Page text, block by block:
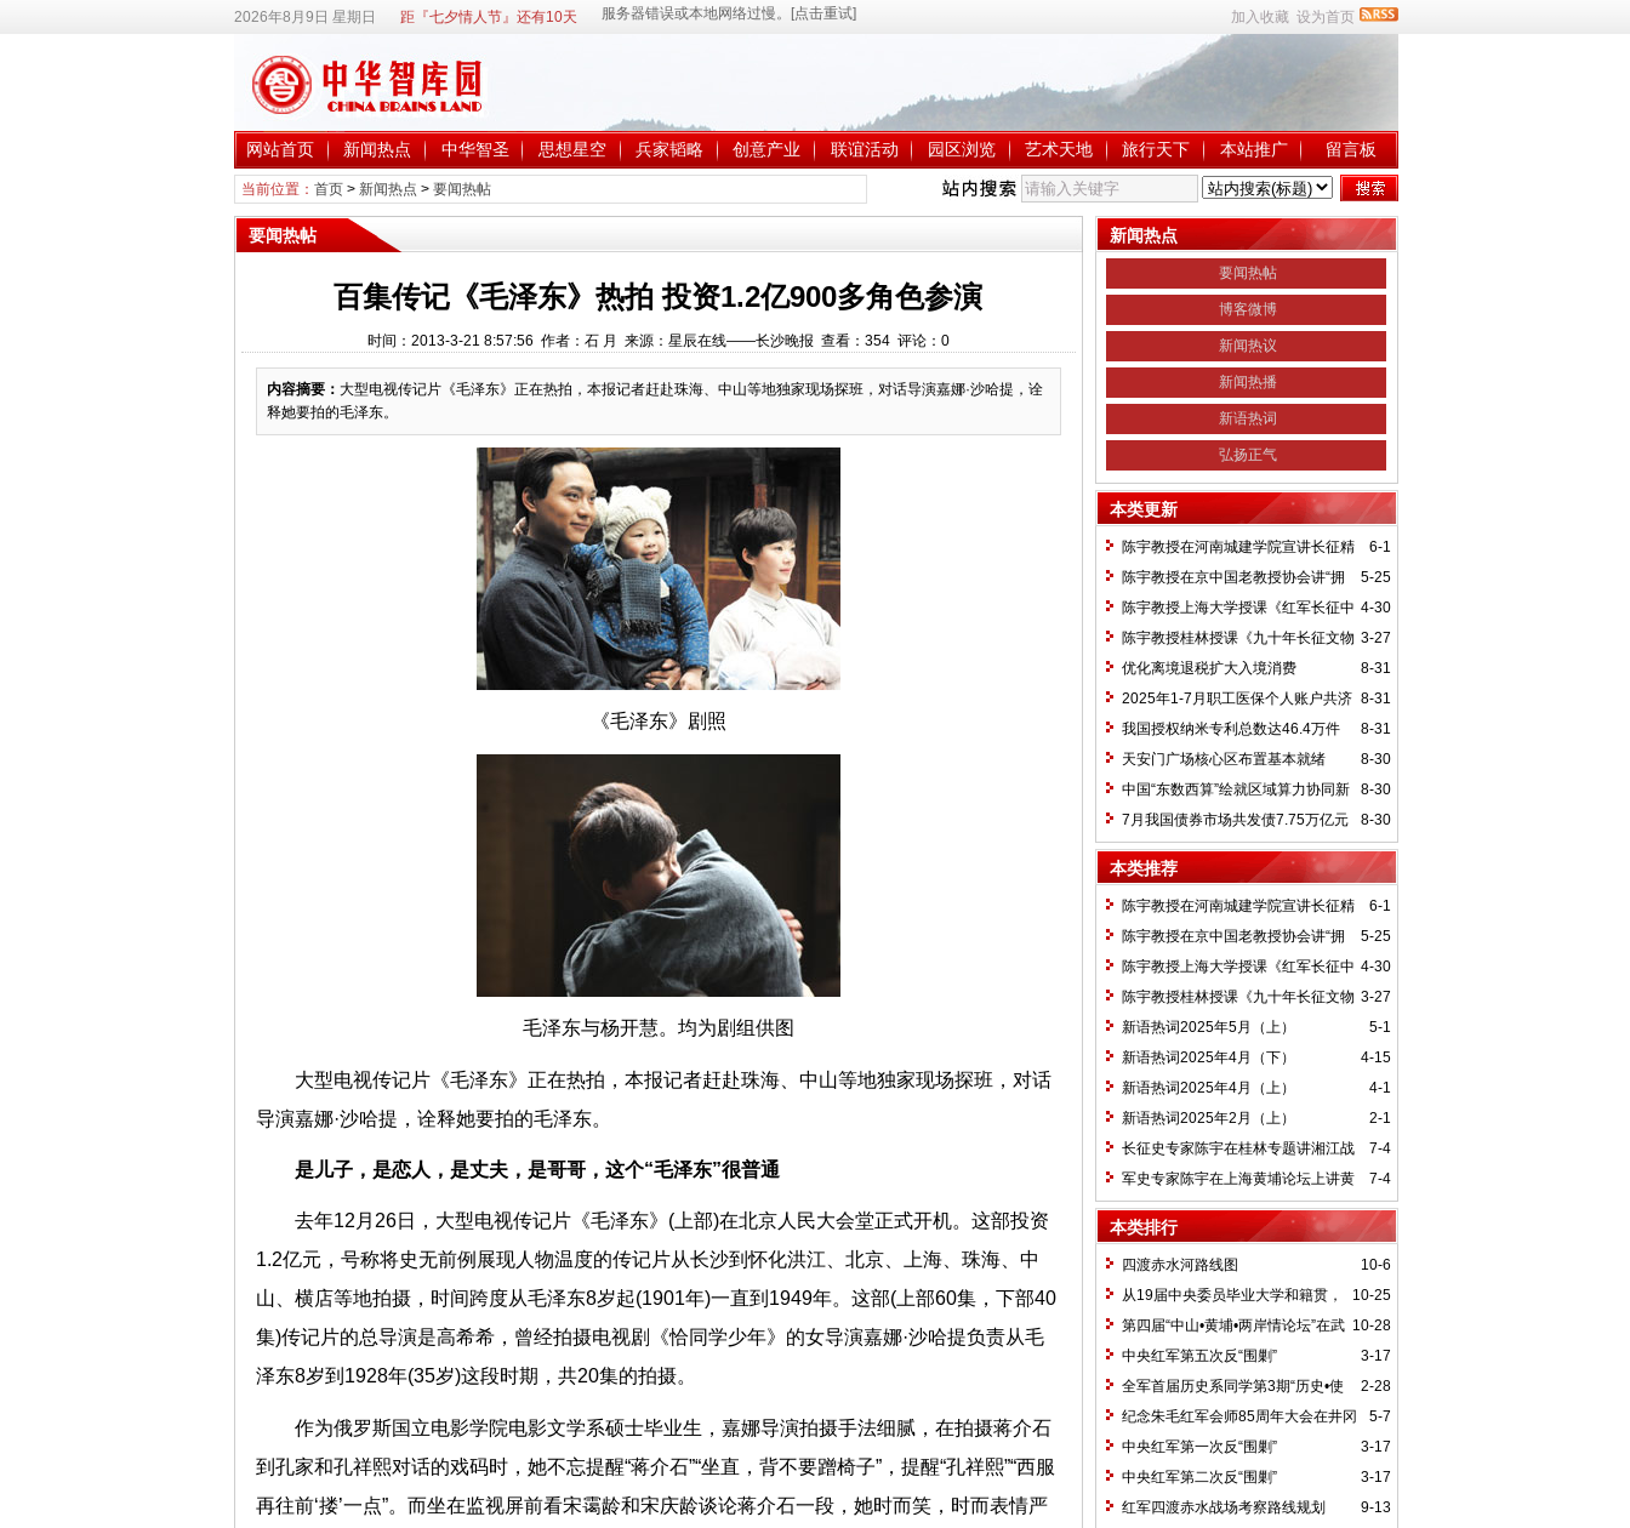
2026年8月9日 星期日 距『七夕情人节』还有10天 加入收藏 设为首页
网站首页 新闻热点 中华智圣 思想星空 兵家韬略 创意产业 联谊活动 园区浏览 艺术天地 旅行天下 本站推广 留言板
当前位置： 首页> 新闻热点 > 要闻热帖
要闻热帖
百集传记《毛泽东》热拍 投资1.2亿900多角色参演
时间：2013-3-21 8:57:56 作者：石 月 来源：星辰在线——长沙晚报 查看： 354评论： 0
内容摘要： 大型电视传记片《毛泽东》正在热拍，本报记者赶赴珠海、中山等地独家现场探班，对话导演嘉娜·沙哈提，诠
释她要拍的毛泽东。
《毛泽东》剧照
毛泽东与杨开慧。均为剧组供图
大型电视传记片《毛泽东》正在热拍，本报记者赶赴珠海、中山等地独家现场探班，对话
导演嘉娜·沙哈提，诠释她要拍的毛泽东。
是儿子，是恋人，是丈夫，是哥哥，这个“毛泽东”很普通
去年12月26日，大型电视传记片《毛泽东》(上部)在北京人民大会堂正式开机。这部投资
1.2亿元，号称将史无前例展现人物温度的传记片从长沙到怀化洪江、北京、上海、珠海、中
山、横店等地拍摄，时间跨度从毛泽东8岁起(1901年)一直到1949年。这部(上部60集，下部40
集)传记片的总导演是高希希，曾经拍摄电视剧《恰同学少年》的女导演嘉娜·沙哈提负责从毛
泽东8岁到1928年(35岁)这段时期，共20集的拍摄。
作为俄罗斯国立电影学院电影文学系硕士毕业生，嘉娜导演拍摄手法细腻，在拍摄蒋介石
到孔家和孔祥熙对话的戏码时，她不忘提醒“蒋介石”“坐直，背不要蹭椅子”，提醒“孔祥熙”“西服
再往前‘搂’一点”。而坐在监视屏前看宋霭龄和宋庆龄谈论蒋介石一段，她时而笑，时而表情严
新闻热点
要闻热帖
博客微博
新闻热议
新闻热播
新语热词
弘扬正气
本类更新
6-1
陈宇教授在河南城建学院宣讲长征精
神及红25军长征史
5-25
陈宇教授在京中国老教授协会讲“拥
抱中华新文明”
4-30
陈宇教授上海大学授课《红军长征中
的黄埔师生》
3-27
陈宇教授桂林授课《九十年长征文物
鉴赏》
8-31
优化离境退税扩大入境消费
8-31
2025年1-7月职工医保个人账户共济
2.31亿人次 共济金额304.57亿元
8-31
我国授权纳米专利总数达46.4万件
8-30
天安门广场核心区布置基本就绪
8-30
中国“东数西算”绘就区域算力协同新
图景
8-30
7月我国债券市场共发债7.75万亿元
本类推荐
6-1
陈宇教授在河南城建学院宣讲长征精
神及红25军长征史
5-25
陈宇教授在京中国老教授协会讲“拥
抱中华新文明”
4-30
陈宇教授上海大学授课《红军长征中
的黄埔师生》
3-27
陈宇教授桂林授课《九十年长征文物
鉴赏》
5-1
新语热词2025年5月（上）
4-15
新语热词2025年4月（下）
4-1
新语热词2025年4月（上）
2-1
新语热词2025年2月（上）
7-4
长征史专家陈宇在桂林专题讲湘江战
役精神
7-4
军史专家陈宇在上海黄埔论坛上讲黄
埔精神与国家统一大业
本类排行
10-6
四渡赤水河路线图
10-25
从19届中央委员毕业大学和籍贯，
看当代中国文化区域积淀
10-28
第四届“中山•黄埔•两岸情论坛”在武
汉举行
3-17
中央红军第五次反“围剿”
2-28
全军首届历史系同学第3期“历史•使
命”论坛纪要
5-7
纪念朱毛红军会师85周年大会在井冈
山召开
3-17
中央红军第一次反“围剿”
3-17
中央红军第二次反“围剿”
9-13
红军四渡赤水战场考察路线规划